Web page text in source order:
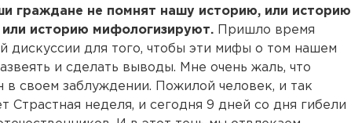
граждане не помнят нашу историю, или историю
историю мифологизируют.
Пришло время
дискуссии для того, чтобы эти мифы о том нашем
и сделать выводы. Мне очень жаль, что
в своем заблуждении. Пожилой человек, и так
Страстная неделя, и сегодня 9 дней со дня гибели